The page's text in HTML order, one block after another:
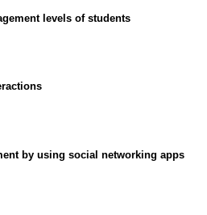
levels of students
by using social networking apps